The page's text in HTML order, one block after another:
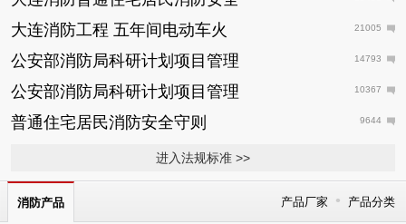
大连消防工程 五年间电动车火 21005
公安部消防局科研计划项目管理 14793
公安部消防局科研计划项目管理 10367
普通住宅居民消防安全守则 9644
进入法规标准 >>
消防产品 产品厂家 • 产品分类